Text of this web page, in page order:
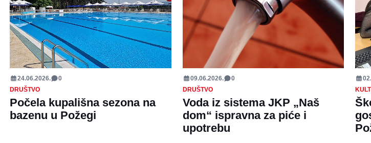
24.06.2026.
0
DRUŠTVO
Počela kupališna sezona na
bazenu u Požegi
09.06.2026.
0
DRUŠTVO
Voda iz sistema JKP „Naš
dom“ ispravna za piće i
upotrebu